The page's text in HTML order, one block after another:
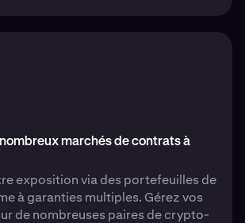
marchés de contrats à
exposition via des portefeuilles de
à garanties multiples. Gérez vos
de nombreuses paires de crypto-